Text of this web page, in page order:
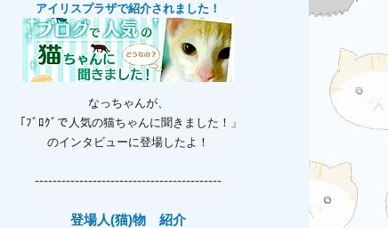
アイリスプラザで紹介されました！
なっちゃんが、
「ﾌﾞﾛｸﾞで人気の猫ちゃんに聞きました！」
のインタビューに登場したよ！
------------------------------------------
登場人(猫)物 紹介